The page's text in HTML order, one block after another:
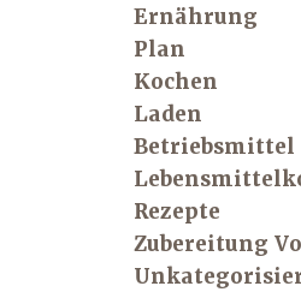
Ernährung
Plan
Kochen
Laden
Betriebsmittel
Rezepte
Zubereitung